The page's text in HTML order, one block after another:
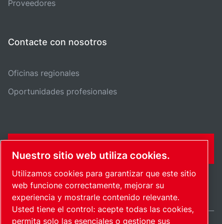
Proveedores
Contacte con nosotros
Oficinas regionales
Oportunidades profesionales
Nuestro sitio web utiliza cookies.
Utilizamos cookies para garantizar que este sitio
web funcione correctamente, mejorar su
experiencia y mostrarle contenido relevante.
Usted tiene el control: acepte todas las cookies,
permita solo las esenciales o gestione sus